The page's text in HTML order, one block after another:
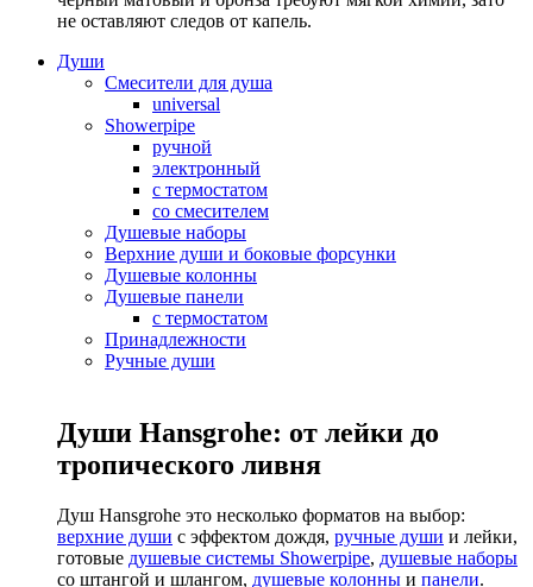
не оставляют следов от капель.
Души
Смесители для душа
universal
Showerpipe
ручной
электронный
с термостатом
со смесителем
Душевые наборы
Верхние души и боковые форсунки
Душевые колонны
Душевые панели
с термостатом
Принадлежности
Ручные души
Души Hansgrohe: от лейки до
тропического ливня
Душ Hansgrohe это несколько форматов на выбор:
верхние души с эффектом дождя, ручные души и лейки,
готовые душевые системы Showerpipe, душевые наборы
со штангой и шлангом, душевые колонны и панели.